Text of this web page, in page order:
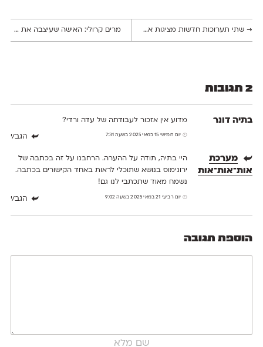
→שתי תערוכות חדשות מציגות את יצירתו של אריה מוסקוביץ, מאייר ומעצב סמלים מרים קרולי: האישה שעיצבה את החזון הישראלי
2 תגובות
בתיה דונר מדוע אין אזכור לעבודתה של עדה ורדי?
יום חמישי 15 במאי 2025 בשעה 7:31 הגב/י
מערכת
אות־אות־אות
היי בתיה, תודה על ההערה. הרחבנו על זה בכתבה של
ירונימוס בנושא שתוכלי לראות באחד הקישורים בכתבה.
נשמח מאוד שתכתבי לנו גם!
יום רביעי 21 במאי 2025 בשעה 9:02 הגב/י
הוספת תגובה